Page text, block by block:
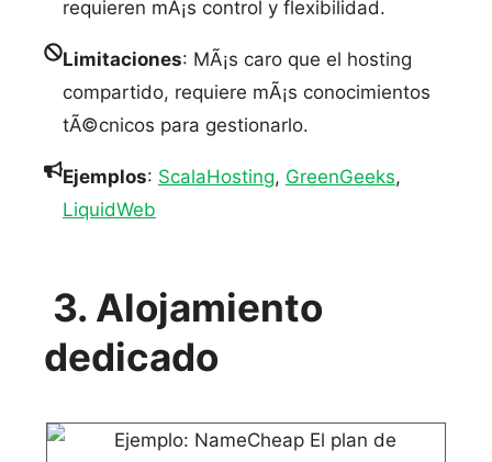
requieren mÃ¡s control y flexibilidad.
Limitaciones: MÃ¡s caro que el hosting
compartido, requiere mÃ¡s conocimientos
tÃ©cnicos para gestionarlo.
Ejemplos: ScalaHosting, GreenGeeks,
LiquidWeb
3. Alojamiento
dedicado